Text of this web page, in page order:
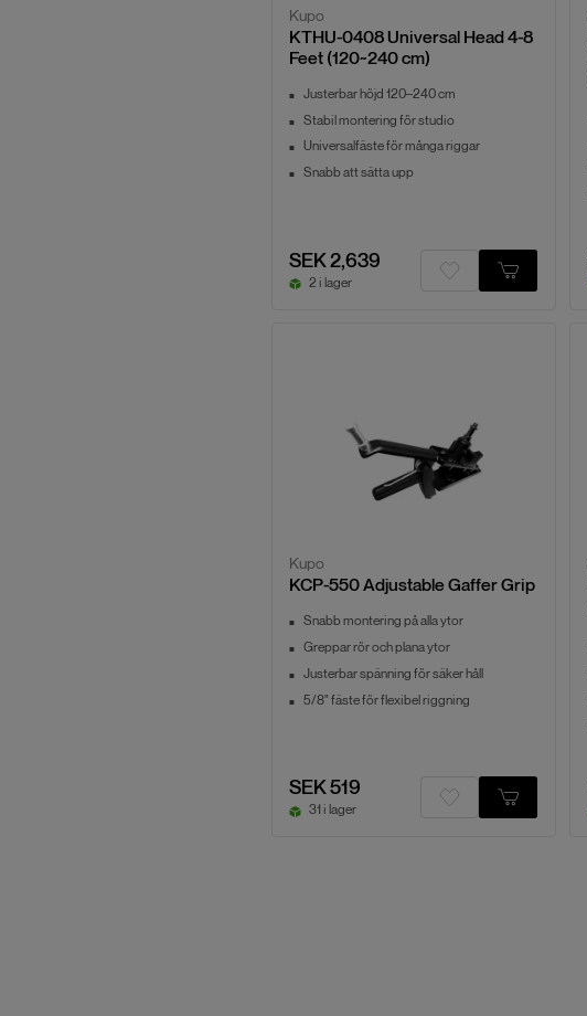
Kupo
KTHU-0408 Universal Head 4-8
Feet (120~240 cm)
Justerbar höjd 120–240 cm
Stabil montering för studio
Universalfäste för många riggar
Snabb att sätta upp
SEK 2,639
2 i lager
Kupo
KCP-550 Adjustable Gaffer Grip
Snabb montering på alla ytor
Greppar rör och plana ytor
Justerbar spänning för säker håll
5/8" fäste för flexibel riggning
SEK 519
31 i lager